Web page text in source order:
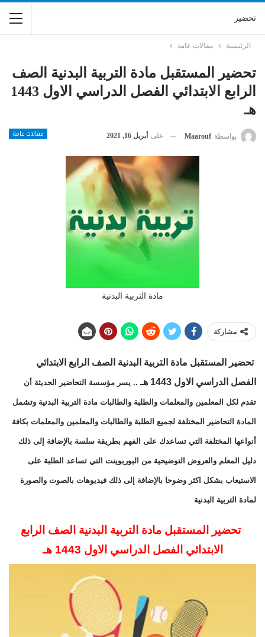
تحضير
الرئيسية مقالات عامة
تحضير المستقبل مادة التربية البدنية الصف
الرابع الابتدائي الفصل الدراسي الاول 1443
هـ
مقالات عامة بواسطة Maarouf على أبريل 16, 2021
مادة التربية البدنية
مشاركة
تحضير المستقبل مادة التربية البدنية الصف الرابع الابتدائي
الفصل الدراسي الاول 1443 هـ
.. يسر مؤسسة التحاضير الحديثة أن
تقدم لكل المعلمين والمعلمات والطلبة والطالبات مادة التربية البدنية وتشمل
المادة التحاضير المختلفة لجميع الطلبة والطالبات والمعلمين والمعلمات بكافة
أنواعها المختلفة التي تساعدك على الفهم بطريقة سلسة بالإضافة إلى ذلك
دليل المعلم والعروض التوضيحية من البوربوينت التي تساعد الطلبة على
الاستيعاب بشكل اكثر وضوحا بالإضافة إلى ذلك فيديوهات بالصوت والصورة
لمادة التربية البدنية
تحضير المستقبل مادة التربية البدنية الصف الرابع
الابتدائي الفصل الدراسي الاول 1443 هـ